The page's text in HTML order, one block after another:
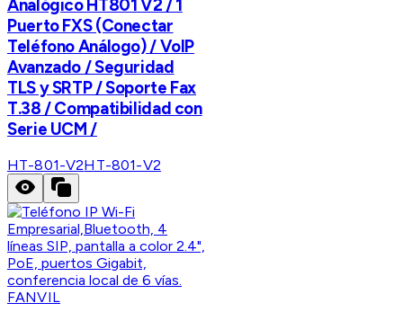
Analógico HT801 V2 / 1
Puerto FXS (Conectar
Teléfono Análogo) / VoIP
Avanzado / Seguridad
TLS y SRTP / Soporte Fax
T.38 / Compatibilidad con
Serie UCM /
HT-801-V2HT-801-V2
FANVIL